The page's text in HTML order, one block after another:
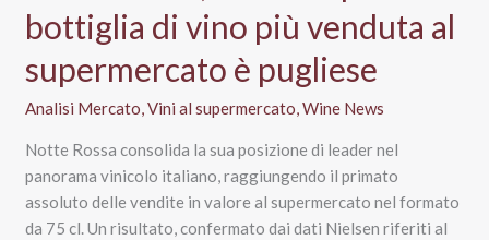
bottiglia di vino più venduta al
supermercato è pugliese
Analisi Mercato,Vini al supermercato,Wine News
Notte Rossa consolida la sua posizione di leader nel
panorama vinicolo italiano, raggiungendo il primato
assoluto delle vendite in valore al supermercato nel formato
da 75 cl. Un risultato, confermato dai dati Nielsen riferiti al